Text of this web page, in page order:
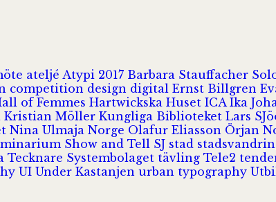
ateljé Atypi 2017 Barbara Stauffacher
competition design digital Ernst Billgren
of Femmes Hartwickska Huset ICA Ika
Kristian Möller Kungliga Biblioteket Lars
Nina Ulmaja Norge Olafur Eliasson Örjan
Show and Tell SJ stad
Tecknare Systembolaget tävling Tele2
UI Under Kastanjen urban typography